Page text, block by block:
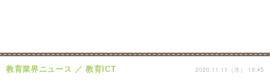
教育業界ニュース 教育ICT 2020.11.11（水） 19:45